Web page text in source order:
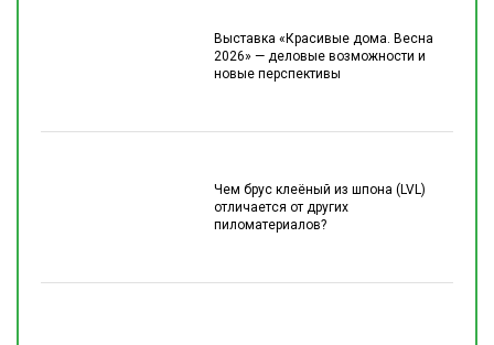
Выставка «Красивые дома. Весна
2026» — деловые возможности и
новые перспективы
Чем брус клеёный из шпона (LVL)
отличается от других
пиломатериалов?